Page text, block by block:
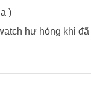
)
hư hỏng khi